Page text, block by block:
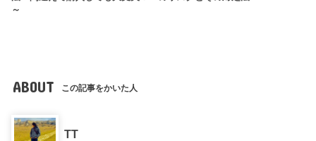
～
ABOUT この記事をかいた人
TT